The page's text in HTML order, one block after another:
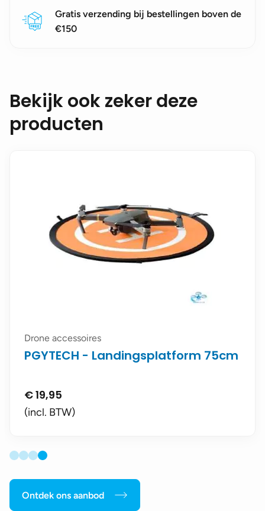
Gratis verzending bij bestellingen boven de
€150
Bekijk ook zeker deze
producten
Drone accessoires
PGYTECH - Landingsplatform 75cm
€19,95
(incl. BTW)
Ontdek ons aanbod